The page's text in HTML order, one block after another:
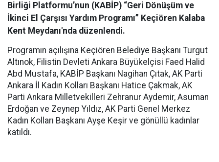
Birliği Platformu’nun (KABİP) “Geri Dönüşüm ve
İkinci El Çarşısı Yardım Programı” Keçiören Kalaba
Kent Meydanı'nda düzenlendi.
Programın açılışına Keçiören Belediye Başkanı Turgut
Altınok, Filistin Devleti Ankara Büyükelçisi Faed Halid
Abd Mustafa, KABİP Başkanı Nagihan Çıtak, AK Parti
Ankara İl Kadın Kolları Başkanı Hatice Çakmak, AK
Parti Ankara Milletvekilleri Zehranur Aydemir, Asuman
Erdoğan ve Zeynep Yıldız, AK Parti Genel Merkez
Kadın Kolları Başkanı Ayşe Keşir ve gönüllü kadınlar
katıldı.